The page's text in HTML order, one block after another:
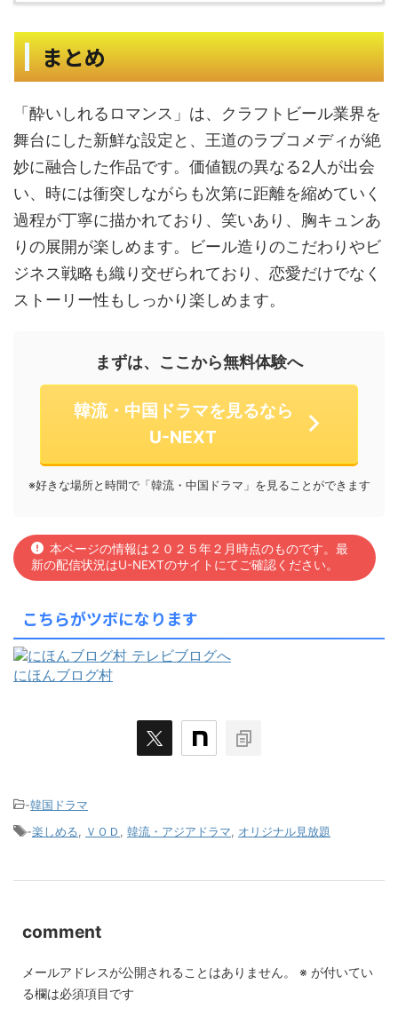
まとめ
「酔いしれるロマンス」は、クラフトビール業界を
舞台にした新鮮な設定と、王道のラブコメディが絶
妙に融合した作品です。価値観の異なる2人が出会
い、時には衝突しながらも次第に距離を縮めていく
過程が丁寧に描かれており、笑いあり、胸キュンあ
りの展開が楽しめます。ビール造りのこだわりやビ
ジネス戦略も織り交ぜられており、恋愛だけでなく
ストーリー性もしっかり楽しめます。
まずは、ここから無料体験へ
韓流・中国ドラマを見るなら
U-NEXT
※好きな場所と時間で「韓流・中国ドラマ」を見ることができます
本ページの情報は２０２５年２月時点のものです。最
新の配信状況はU-NEXTのサイトにてご確認ください。
こちらがツボになります
にほんブログ村
-韓国ドラマ
-楽しめる ＶＯＤ 韓流・アジアドラマ オリジナル見放題
comment
メールアドレスが公開されることはありません。 ※ が付いてい
る欄は必須項目です